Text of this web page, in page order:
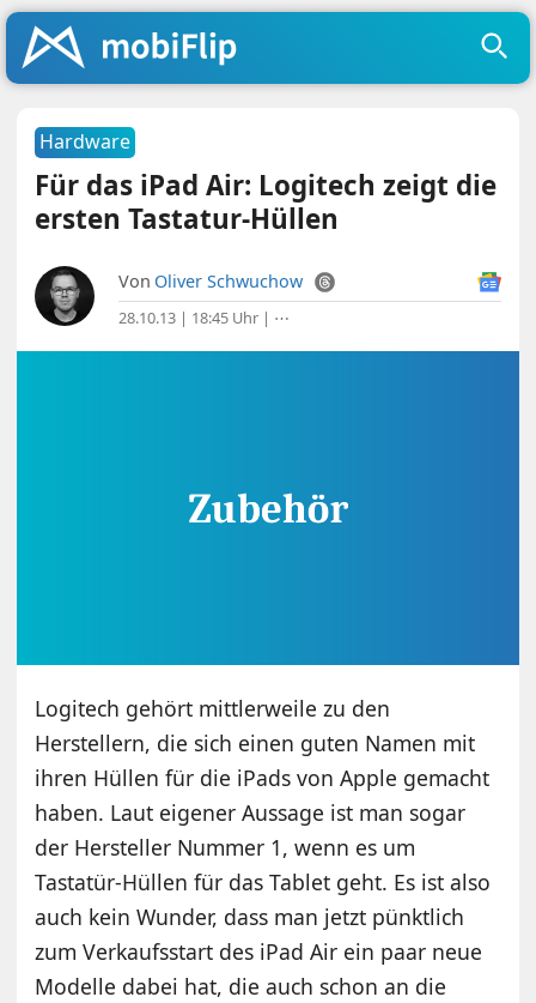
Hardware
Für das iPad Air: Logitech zeigt die
ersten Tastatur-Hüllen
Von Oliver Schwuchow
28.10.13 | 18:45 Uhr | ⋯
Logitech gehört mittlerweile zu den
Herstellern, die sich einen guten Namen mit
ihren Hüllen für die iPads von Apple gemacht
haben. Laut eigener Aussage ist man sogar
der Hersteller Nummer 1, wenn es um
Tastatür-Hüllen für das Tablet geht. Es ist also
auch kein Wunder, dass man jetzt pünktlich
zum Verkaufsstart des iPad Air ein paar neue
Modelle dabei hat, die auch schon an die